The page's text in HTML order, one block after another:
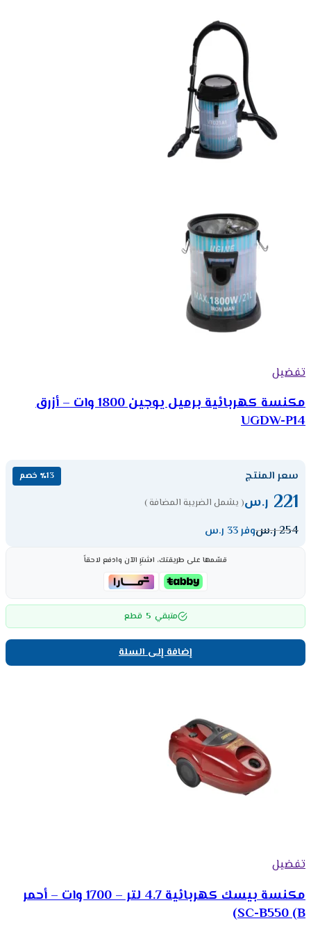
تفضيل
مكنسة كهربائية برميل يوجين 1800 وات – أزرق
UGDW-P14
سعر المنتج ٪13 خصم
221 ر.س( يشمل الضريبة المضافة )
254ر.سوفر 33 ر.س
قسّمها على طريقتك، اشترِ الآن وادفع لاحقاً
متبقي 5 قطع
إضافة إلى السلة
تفضيل
مكنسة بيسك كهربائية 4.7 لتر – 1700 وات – أحمر
SC-B550 (B)